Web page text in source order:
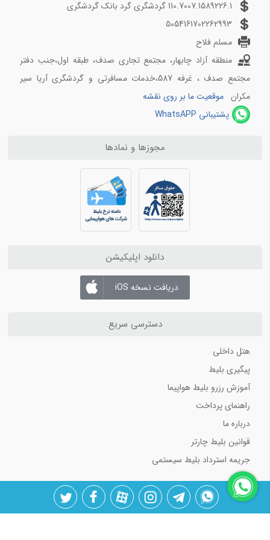
110.7007.1589226.1 گردشگری گرد بانک گردشگری
5054161702262993
مسلم فلاح
منطقه آزاد چابهار، مجتمع تجاری صدف، طبقه اول،جنب دفتر
مجتمع صدف ، غرفه 587،خدمات مسافرتی و گردشگری آریا سیر
مکران موقعیت ما بر روی نقشه
پشتیبانی WhatsAPP
مجوزها و نمادها
دانلود اپلیکیشن
دریافت نسخه iOS
دسترسی سریع
هتل داخلی
پیگیری بلیط
آموزش رزرو بلیط هواپیما
راهنمای پرداخت
درباره ما
قوانین بلیط چارتر
جریمه استرداد بلیط سیستمی